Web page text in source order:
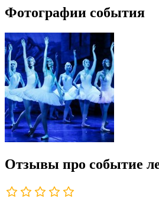
Фотографии события
Отзывы про событие